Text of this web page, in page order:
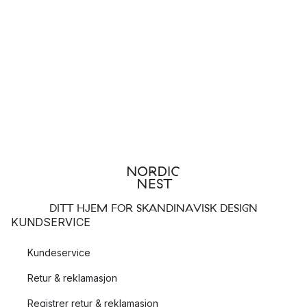
DITT HJEM FOR SKANDINAVISK DESIGN
KUNDSERVICE
Kundeservice
Retur & reklamasjon
Registrer retur & reklamasjon